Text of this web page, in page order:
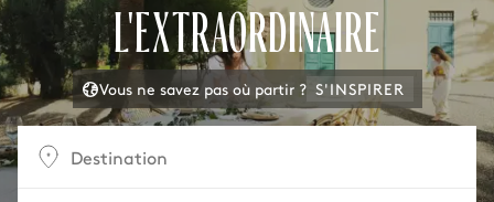
L'EXTRAORDINAIRE
Vous ne savez pas où partir ? S'INSPIRER
Destination